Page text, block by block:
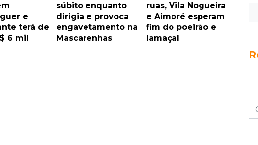
e
terá de
6 mil
súbito enquanto
dirigia e provoca
engavetamento na
Mascarenhas
ruas, Vila Nogueira
e Aimoré esperam
fim do poeirão e
lamaçal